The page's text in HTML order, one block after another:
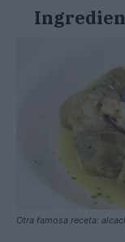
Otra famosa receta: